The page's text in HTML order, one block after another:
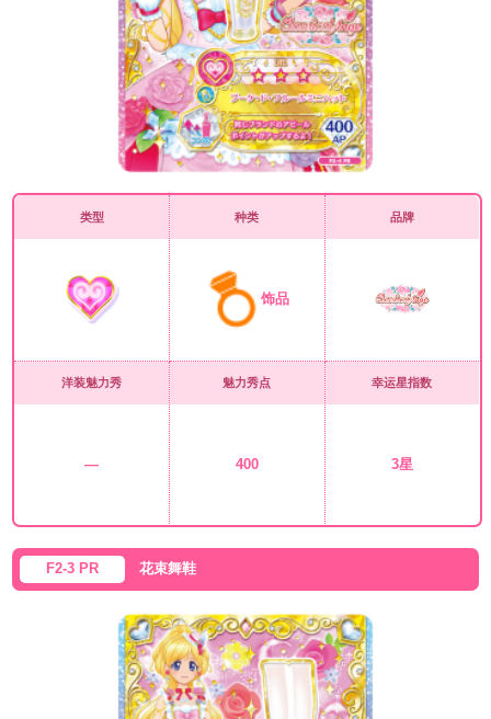
类型 种类
饰品
品牌
洋装魅力秀
—
魅力秀点
400
幸运星指数
3星
F2-3 PR 花束舞鞋